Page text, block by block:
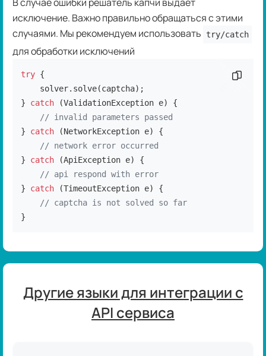
исключение. Важно правильно обращаться с этими
случаями. Мы рекомендуем использовать
try/catch
для обработки исключений
try {
    solver.solve(captcha);
} catch (ValidationException e) {
// invalid parameters passed
} catch (NetworkException e) {
// network error occurred
} catch (ApiException e) {
// api respond with error
} catch (TimeoutException e) {
// captcha is not solved so far
}
Другие языки для интеграции с
API сервиса